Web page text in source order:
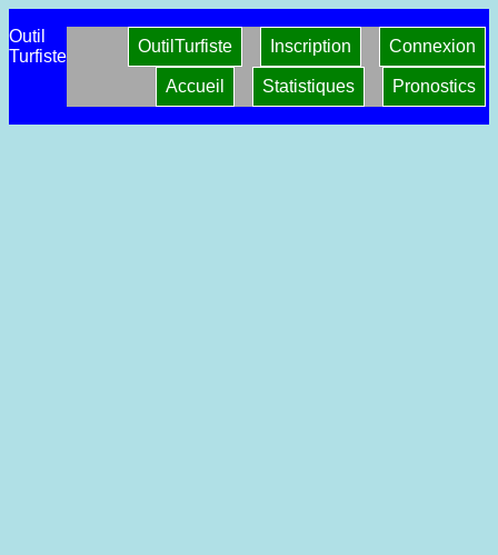
Outil
Turfiste
Connexion
Inscription
OutilTurfiste
Pronostics
Statistiques
Accueil